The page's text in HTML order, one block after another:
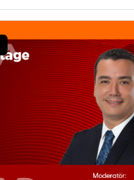
ANLATIYOR
Stage
Açılış